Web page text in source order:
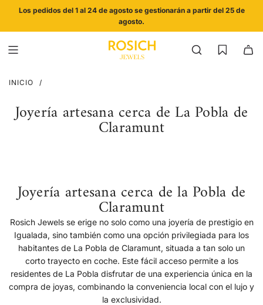
Los pedidos del 1 al 24 de agosto se gestionarán a partir del 25 de
agosto.
INICIO /
Joyería artesana cerca de La Pobla de
Claramunt
Joyería artesana cerca de la Pobla de
Claramunt
Rosich Jewels se erige no solo como una joyería de prestigio en
Igualada, sino también como una opción privilegiada para los
habitantes de La Pobla de Claramunt, situada a tan solo un
corto trayecto en coche. Este fácil acceso permite a los
residentes de La Pobla disfrutar de una experiencia única en la
compra de joyas, combinando la conveniencia local con el lujo y
la exclusividad.